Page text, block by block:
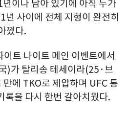
이나 남아 있기에 아직 누가
사이에 전체 지형이 완전히
꼈다.
트 나이트 메인 이벤트에서
)가 탈리송 테세이라(25·브
에 TKO로 제압하며 UFC 통
록을 다시 한번 갈아치웠다.